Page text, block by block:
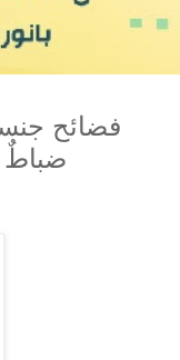
ضباطٌ